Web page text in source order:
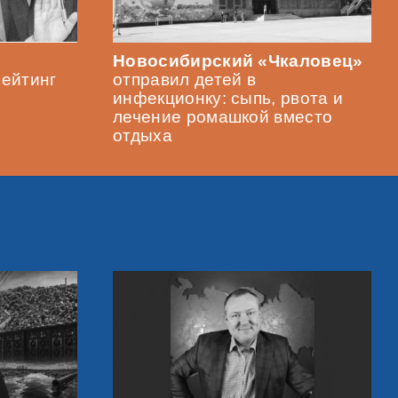
Новосибирский «Чкаловец»
отправил детей в
инфекционку: сыпь, рвота и
лечение ромашкой вместо
отдыха